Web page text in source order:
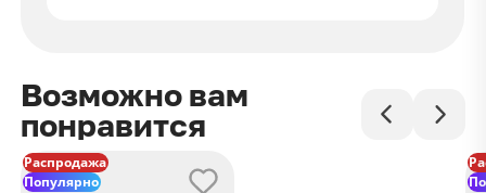
Возможно вам
понравится
Распродажа
Популярно